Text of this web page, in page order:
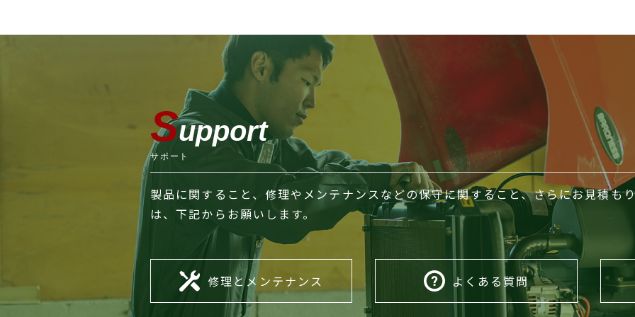
Support
サポート
製品に関すること、修理やメンテナンスなどの保守に関すること、さらにお見積も
は、下記からお願いします。
修理とメンテナンス よくある質問